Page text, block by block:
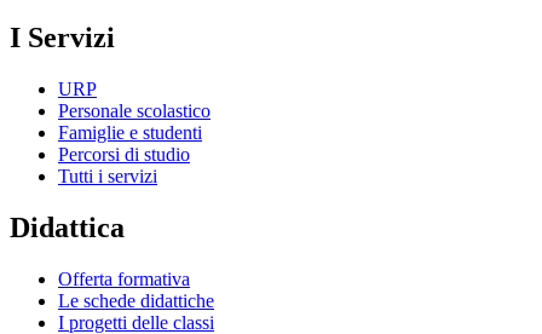
I Servizi
URP
Personale scolastico
Famiglie e studenti
Percorsi di studio
Tutti i servizi
Didattica
Offerta formativa
Le schede didattiche
I progetti delle classi